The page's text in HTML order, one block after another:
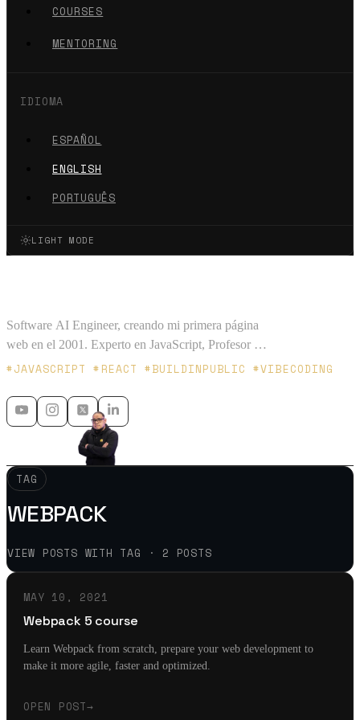
COURSES
MENTORING
IDIOMA
ESPAÑOL
ENGLISH
PORTUGUÊS
LIGHT MODE
Software AI Engineer, creando mi primera página
web en el 2001. Experto en JavaScript, Profesor en
Platzi y Microsoft MVP - 🇲🇽 🇨🇴
#JAVASCRIPT #REACT #BUILDINPUBLIC #VIBECODING
TAG
WEBPACK
VIEW POSTS WITH TAG · 2 POSTS
MAY 10, 2021
Webpack 5 course
Learn Webpack from scratch, prepare your web development to
make it more agile, faster and optimized.
OPEN POST→